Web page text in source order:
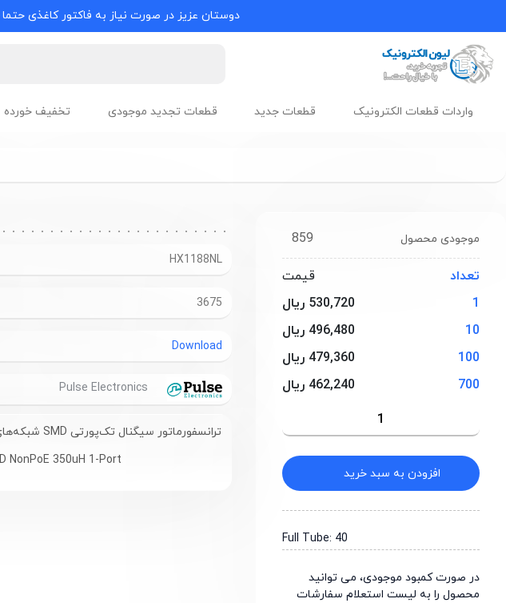
دوستان عزیز در صورت نیاز به فاکتور کاغذی
واردات قطعات الکترونیک قطعات جدید قطعات تجدید موجودی تخفیف خورده
859 موجودی محصول
تعداد
قیمت
1
530,720 ریال
10
496,480 ریال
100
479,360 ریال
700
462,240 ریال
افزودن به سبد خرید
Full Tube: 40
در صورت کمبود موجودی، می توانید
محصول را به لیست استعلام سفارشات
HX1188NL
3675
Download
ترانسفورماتور سیگنال تک‌پورتی SMD شبکه‌های 100Base-TX
NonPoE 350uH 1-Port